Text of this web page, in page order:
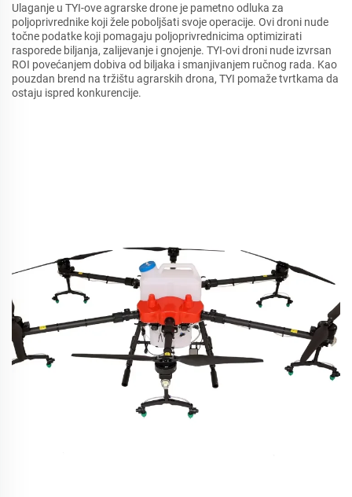
Ulaganje u TYI-ove agrarske drone je pametno odluka za
poljoprivrednike koji žele poboljšati svoje operacije. Ovi droni nude
točne podatke koji pomagaju poljoprivrednicima optimizirati
rasporede biljanja, zalijevanje i gnojenje. TYI-ovi droni nude izvrsan
ROI povećanjem dobiva od biljaka i smanjivanjem ručnog rada. Kao
pouzdan brend na tržištu agrarskih drona, TYI pomaže tvrtkama da
ostaju ispred konkurencije.